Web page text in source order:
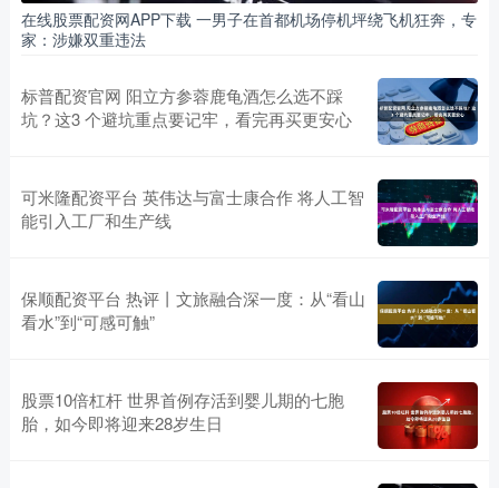
在线股票配资网APP下载 一男子在首都机场停机坪绕飞机狂奔，专
家：涉嫌双重违法
标普配资官网 阳立方参蓉鹿龟酒怎么选不踩
坑？这3 个避坑重点要记牢，看完再买更安心
可米隆配资平台 英伟达与富士康合作 将人工智
能引入工厂和生产线
保顺配资平台 热评丨文旅融合深一度：从“看山
看水”到“可感可触”
股票10倍杠杆 世界首例存活到婴儿期的七胞
胎，如今即将迎来28岁生日